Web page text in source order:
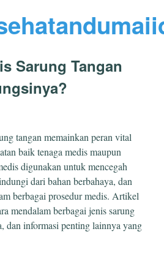
Sarung Tangan
tangan memainkan peran vital
baik tenaga medis maupun
digunakan untuk mencegah
dari bahan berbahaya, dan
berbagai prosedur medis. Artikel
mendalam berbagai jenis sarung
dan informasi penting lainnya yang